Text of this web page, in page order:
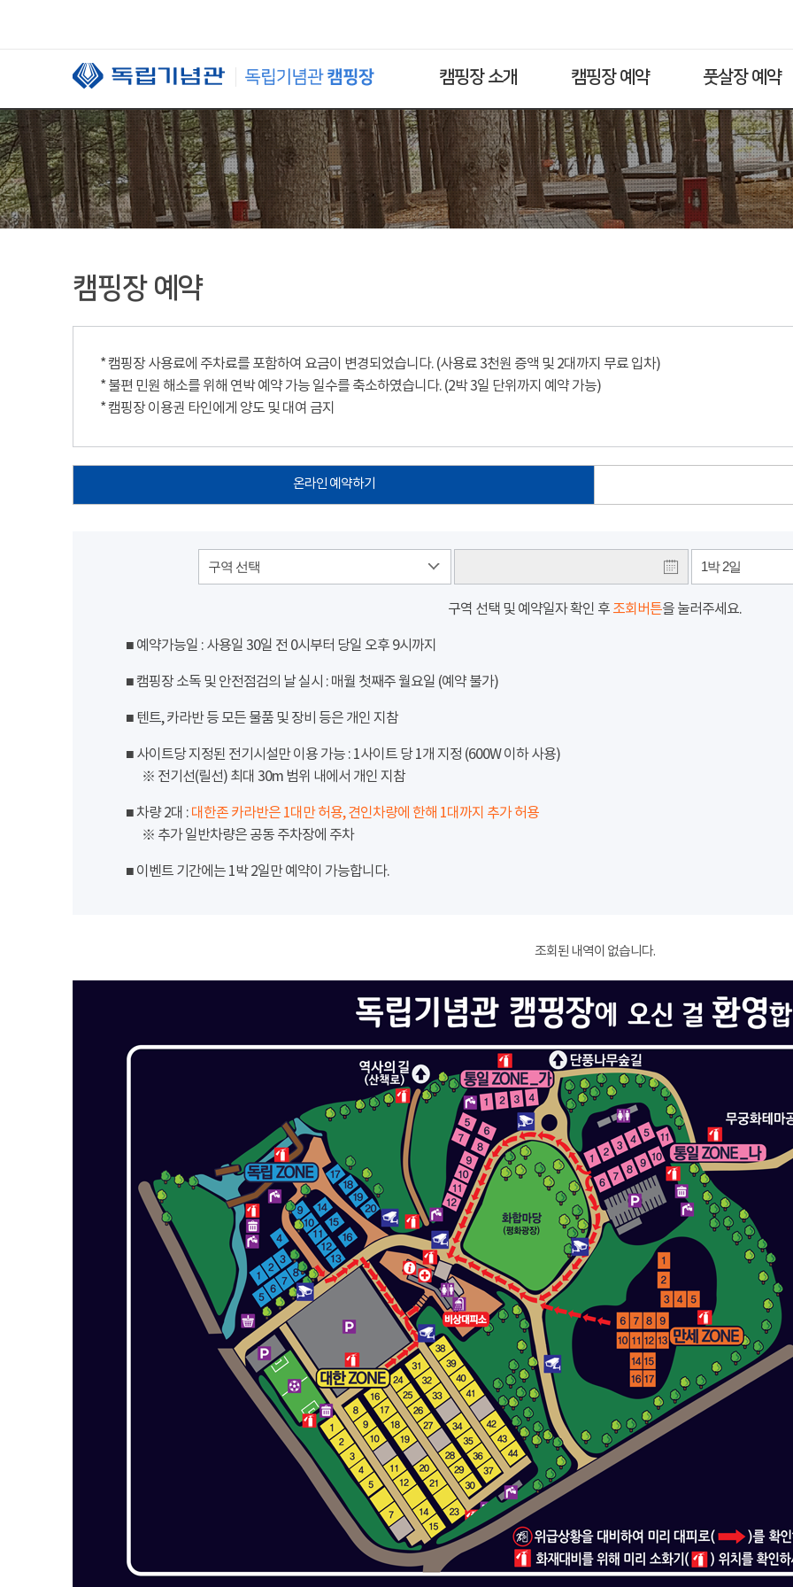
캠핑장 소개 캠핑장 예약 풋살장 예약
캠핑장 예약
* 캠핑장 사용료에 주차료를 포함하여 요금이 변경되었습니다. (사용료 3천원 증액 및 2대까지 무료 입차)
* 불편 민원 해소를 위해 연박 예약 가능 일수를 축소하였습니다. (2박 3일 단위까지 예약 가능)
* 캠핑장 이용권 타인에게 양도 및 대여 금지
온라인 예약하기
구역 선택 1박 2일
구역 선택 및 예약일자 확인 후 조회버튼을 눌러주세요.
■ 예약가능일 : 사용일 30일 전 0시부터 당일 오후 9시까지
■ 캠핑장 소독 및 안전점검의 날 실시 : 매월 첫째주 월요일 (예약 불가)
■ 텐트, 카라반 등 모든 물품 및 장비 등은 개인 지참
■ 사이트당 지정된 전기시설만 이용 가능 : 1사이트 당 1개 지정 (600W 이하 사용)
※ 전기선(릴선) 최대 30m 범위 내에서 개인 지참
■ 차량 2대 : 대한존 카라반은 1대만 허용, 견인차량에 한해 1대까지 추가 허용
※ 추가 일반차량은 공동 주차장에 주차
■ 이벤트 기간에는 1박 2일만 예약이 가능합니다.
조회된 내역이 없습니다.